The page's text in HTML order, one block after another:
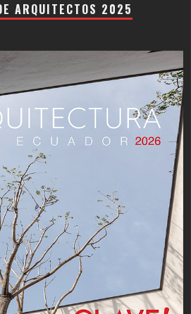
ARQUITECTOS 2025